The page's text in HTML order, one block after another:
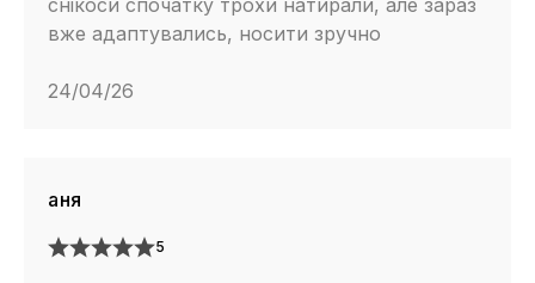
вже адаптувались, носити зручно
24/04/26
аня
5